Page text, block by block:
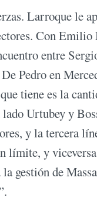
Larroque le
Con
entre
Pedro en
tiene es la
Urtubey y
y la tercera
y
gestión de